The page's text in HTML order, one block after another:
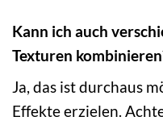
Kann ich auch
Texturen
Ja, das ist durchaus
Effekte erzielen.